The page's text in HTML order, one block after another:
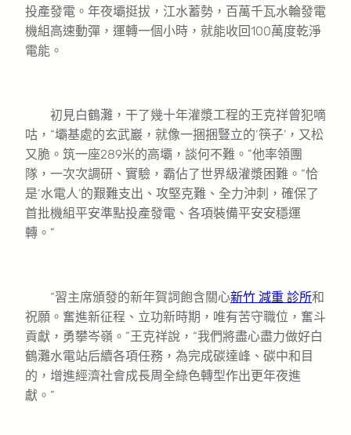
投產發電。年夜壩挺拔，江水蓄勢，百萬千瓦水輪發電
機組高速動彈，運轉一個小時，就能收回100萬度乾淨
電能。
初見白鶴灘，干了幾十年灌漿工程的王克祥曾犯嘀
咕，“壩基處的玄武巖，就像一捆捆豎立的‘筷子’，又松
又脆。筑一座289米的高壩，談何不難。”他率領團
隊，一次次調研、實驗，霸佔了世界級灌漿困難。“恰
是‘水電人’的艱難支出、攻堅克難、全力沖刺，確保了
首批機組平安準點投產發電、各項裝備平安安穩運
轉。”
“習主席頒發的新年賀詞飽含關心新竹 減重 診所和
祝願。奮進新征程、立功新時期，唯有苦守職位，奮斗
貢獻，勇攀岑嶺。”王克祥說，“我們將盡心盡力做好白
鶴灘水電站后續各項任務，為完成碳達峰、碳中和目
的，增進經濟社會成長周全綠色轉型作出更年夜進
獻。”